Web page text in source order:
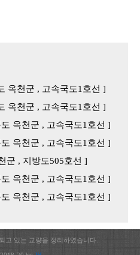
옥천군 , 고속국도1호선 ]
옥천군 , 고속국도1호선 ]
옥천군 , 고속국도1호선 ]
옥천군 , 고속국도1호선 ]
군 , 지방도505호선 ]
옥천군 , 고속국도1호선 ]
옥천군 , 고속국도1호선 ]
고 있는 교량을 정리하였습니다.